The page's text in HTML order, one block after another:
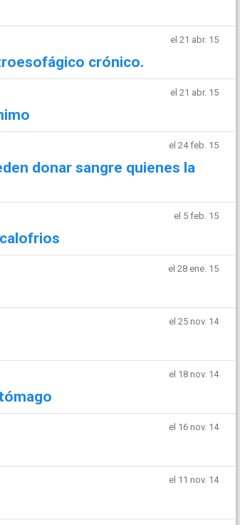
el 21 abr. 15
crónico.
el 21 abr. 15
el 24 feb. 15
donar sangre quienes la
el 5 feb. 15
el 28 ene. 15
el 25 nov. 14
el 18 nov. 14
el 16 nov. 14
el 11 nov. 14